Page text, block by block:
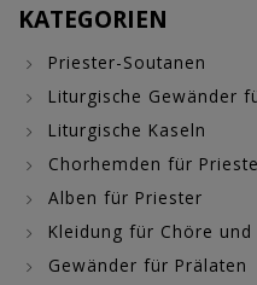
KATEGORIEN
Priester-Soutanen
Liturgische Gewänder
Liturgische Kaseln
Chorhemden für
Alben für Priester
Kleidung für Chöre und
Gewänder für Prälaten